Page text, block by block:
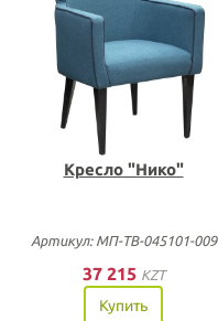
Кресло "Нико"
Артикул: МП-ТВ-045101-009
37 215 KZT
Купить